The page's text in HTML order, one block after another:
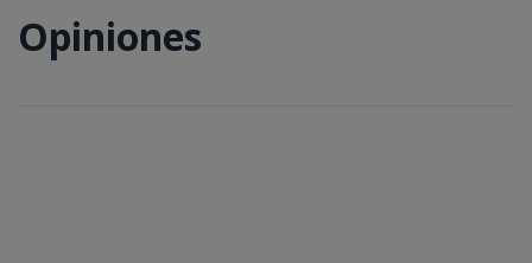
Opiniones